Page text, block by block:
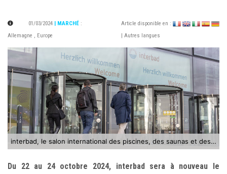
01/03/2024 | MARCHÉ :
Allemagne , Europe
Article disponible en :
| Autres langues
interbad, le salon international des piscines, des saunas et des spas
Du 22 au 24 octobre 2024, interbad sera à nouveau le